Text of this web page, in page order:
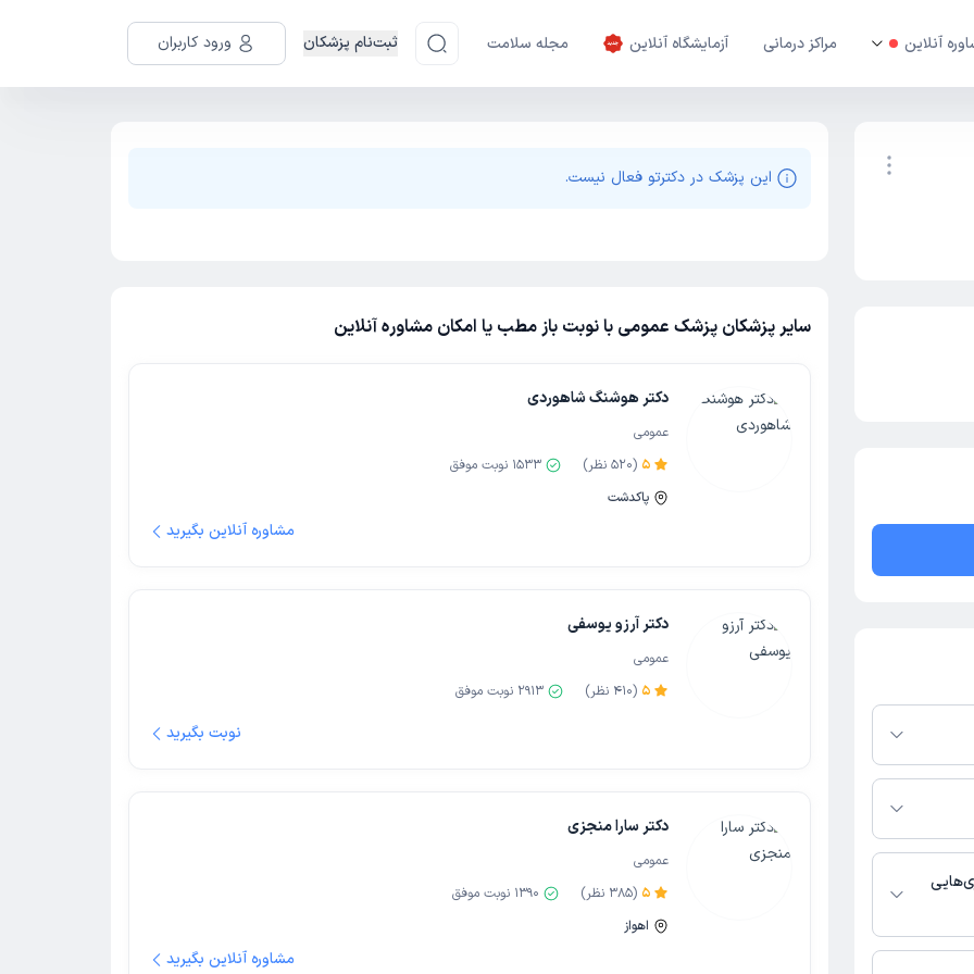
آنلاین مراکز درمانی آزمایشگاه آنلاین مجله سلامت ثبت‌نام پزشکان ورود کاربران
این پزشک در دکترتو فعال نیست.
سایر پزشکان پزشک عمومی با نوبت باز مطب یا امکان مشاوره آنلاین
دکتر هوشنگ شاهوردی
عمومی
5
(
520 نظر) 1533 نوبت موفق
پاکدشت
مشاوره آنلاین بگیرید
دکتر آرزو یوسفی
عمومی
5
(
410 نظر) 2913 نوبت موفق
نوبت بگیرید
دکتر سارا منجزی
عمومی
5
(
385 نظر) 1390 نوبت موفق
اهواز
مشاوره آنلاین بگیرید
پلتفرم دکترتو
صورت فعال بودن
پزشکی و
فعالیت